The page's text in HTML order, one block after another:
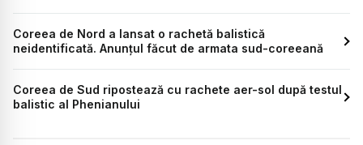
Coreea de Nord a lansat o rachetă balistică
neidentificată. Anunțul făcut de armata sud-coreeană
Coreea de Sud ripostează cu rachete aer-sol după testul
balistic al Phenianului